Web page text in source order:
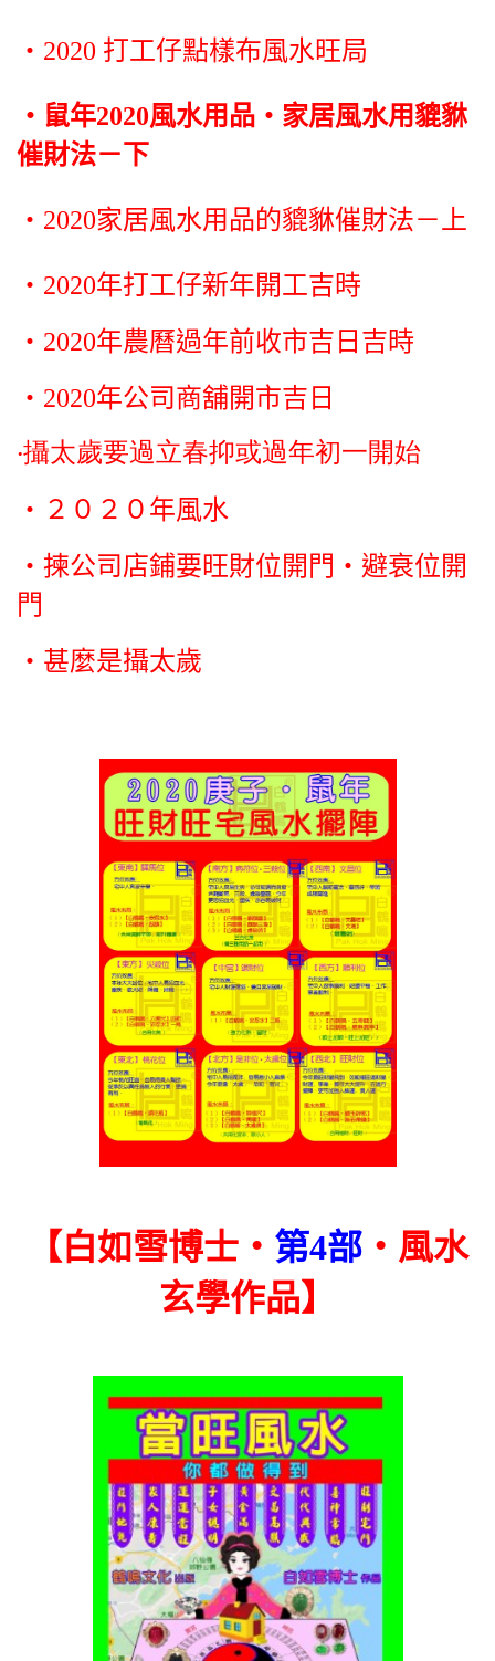
‧2020 打工仔點樣布風水旺局
‧鼠年2020風水用品‧家居風水用貔貅
催財法－下
‧2020家居風水用品的貔貅催財法－上
‧2020年打工仔新年開工吉時
‧2020年農曆過年前收市吉日吉時
‧2020年公司商舖開市吉日
‧攝太歲要過立春抑或過年初一開始
‧２０２０年風水
‧揀公司店鋪要旺財位開門‧避衰位開
門
‧ 甚麼是攝太歲
【白如雪博士‧ 第4部 ‧風水
玄學作品】